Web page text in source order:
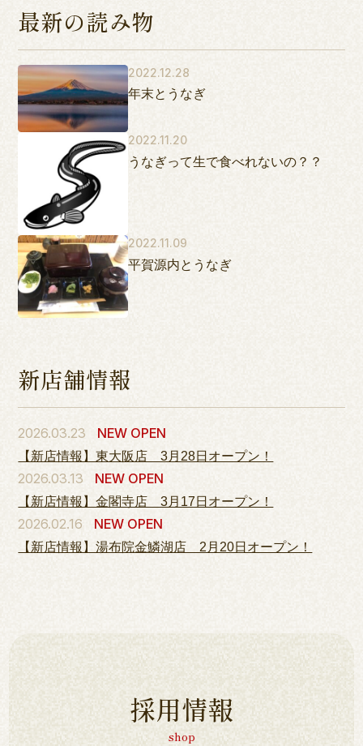
最新の読み物
2022.12.28
年末とうなぎ
2022.11.20
うなぎって生で食べれないの？？
2022.11.09
平賀源内とうなぎ
新店舗情報
2026.03.23 NEW OPEN
【新店情報】東大阪店 3月28日オープン！
2026.03.13 NEW OPEN
【新店情報】金閣寺店 3月17日オープン！
2026.02.16 NEW OPEN
【新店情報】湯布院金鱗湖店 2月20日オープン！
採用情報
shop